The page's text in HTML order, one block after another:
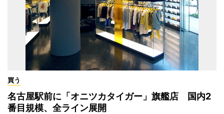
買う
名古屋駅前に「オニツカタイガー」旗艦店 国内2
番目規模、全ライン展開